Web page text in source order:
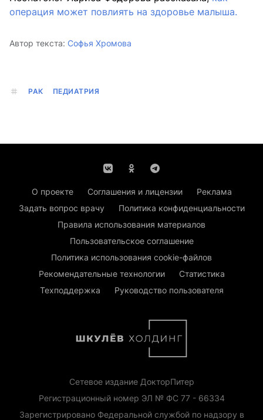
операция может повлиять на здоровье малыша.
Автор текста: Софья Хромова
РАК ПЕДИАТРИЯ
О проекте Соглашения и лицензии
Реклама
Задать вопрос врачу
Политика конфиденциальности
Правила использования материалов
Пользовательское соглашение
Политика использования cookie-файлов
Рекомендательные технологии
Статистика
Техподдержка
Руководство пользователя
Сетевое издание ДокторПитер
Регистрационный номер ЭЛ № ФС 77 - 66334
Зарегистрировано Федеральной службой по надзору в